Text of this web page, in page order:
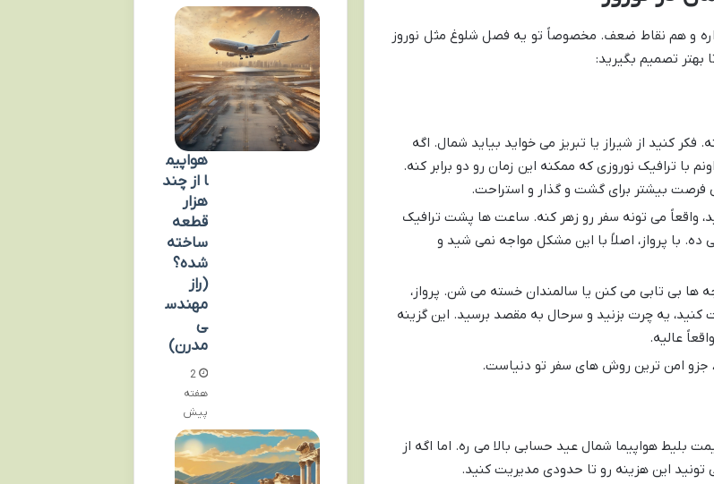
و هم نقاط ضعف. مخصوصاً تو یه فصل شلوغ مثل نوروز
بهتر تصمیم بگیرید:
فکر کنید از شیراز یا تبریز می خواید بیاید شمال. اگه
ساعت تو راه باشید، اونم با ترافیک نوروزی که ممکنه این زمان رو دو برابر کنه.
واقعاً می تونه سفر رو زهر کنه. ساعت ها پشت ترافیک
با پرواز، اصلاً با این مشکل مواجه نمی شید و
ها بی تابی می کنن یا سالمندان خسته می شن. پرواز،
کنید، یه چرت بزنید و سرحال به مقصد برسید. این گزینه
عالیه.
جزو امن ترین روش های سفر تو دنیاست.
بلیط هواپیما شمال عید حسابی بالا می ره. اما اگه از
تونید این هزینه رو تا حدودی مدیریت کنید.
هواپیم
ا از چند
هزار
قطعه
ساخته
شده؟
(راز
مهندس
ی
مدرن)
2
هفته
پیش